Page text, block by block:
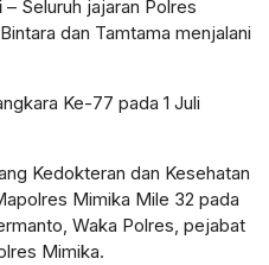
– Seluruh jajaran Polres
dan Tamtama menjalani
Ke-77 pada 1 Juli
Kedokteran dan Kesehatan
Mimika Mile 32 pada
Waka Polres, pejabat
Mimika.